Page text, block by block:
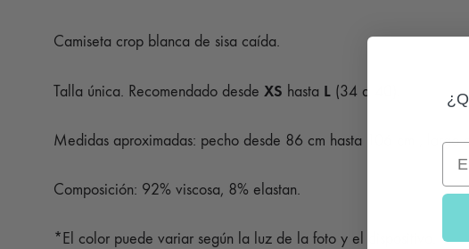
Camiseta crop blanca de sisa caída.
Talla única. Recomendado desde XS hasta L (34 a 40).
Medidas aproximadas: pecho desde 86 cm hasta 106 cm , largo
Composición: 92% viscosa, 8% elastan.
*El color puede variar según la luz de la foto y el dispositivo.